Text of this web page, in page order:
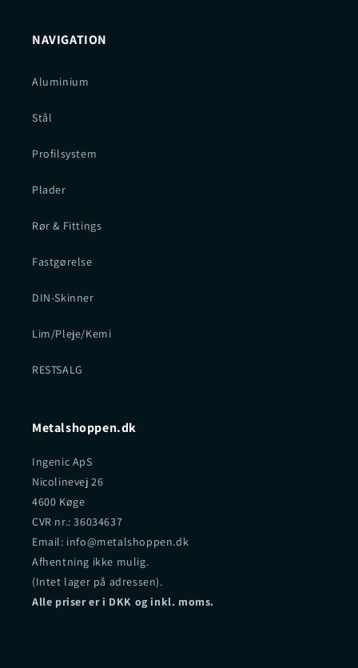
NAVIGATION
Aluminium
Stål
Profilsystem
Plader
Rør & Fittings
Fastgørelse
DIN-Skinner
Lim/Pleje/Kemi
RESTSALG
Metalshoppen.dk
Ingenic ApS
Nicolinevej 26
4600 Køge
CVR nr.: 36034637
Email: info@metalshoppen.dk
Afhentning ikke mulig.
(Intet lager på adressen).
Alle priser er i DKK og inkl. moms.